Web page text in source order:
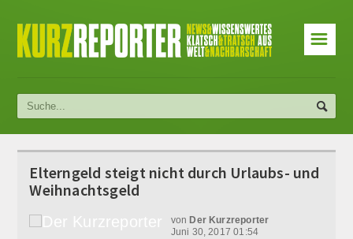
☰
Elterngeld steigt nicht durch Urlaubs- und
Weihnachtsgeld
von Der Kurzreporter
Juni 30, 2017 01:54